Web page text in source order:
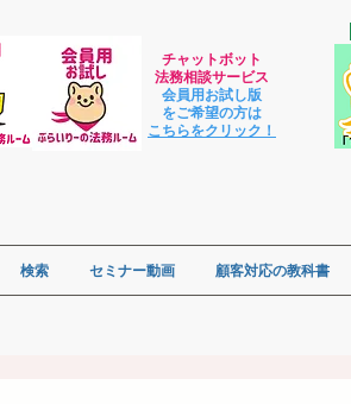
チャットボット
法務相談サービス
会員用お試し版
をご希望の方は
​こちらをクリック！
検索 セミナー動画 顧客対応の教科書